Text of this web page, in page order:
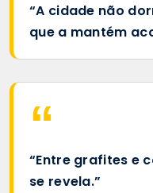
“A cidade não
que a mantém
“Entre grafites e
se revela.”